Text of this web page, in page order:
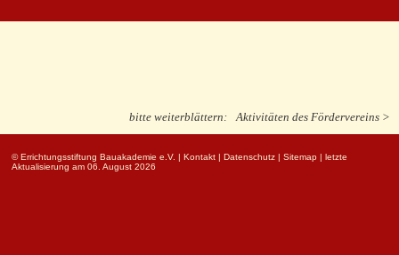
Aktivitäten des Fördervereins >
bitte weiterblättern:
© Errichtungsstiftung Bauakademie e.V. | Kontakt | Datenschutz | Sitemap | letzte
Aktualisierung am 06. August 2026